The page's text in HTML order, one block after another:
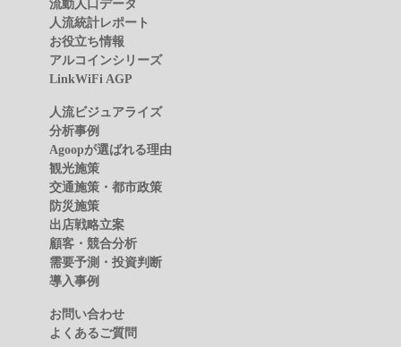
流動人口データ
人流統計レポート
お役立ち情報
アルコインシリーズ
LinkWiFi AGP
人流ビジュアライズ
分析事例
Agoopが選ばれる理由
観光施策
交通施策・都市政策
防災施策
出店戦略立案
顧客・競合分析
需要予測・投資判断
導入事例
お問い合わせ
よくあるご質問